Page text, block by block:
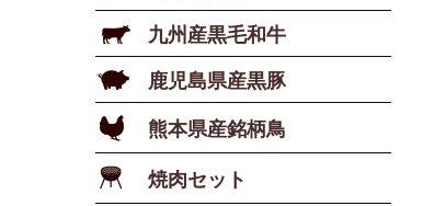
九州産黒毛和牛
鹿児島県産黒豚
熊本県産銘柄鳥
焼肉セット